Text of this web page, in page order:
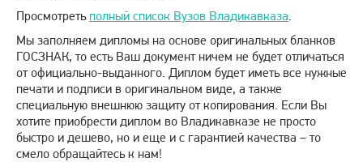
Просмотреть полный список Вузов Владикавказа
Мы заполняем дипломы на основе оригинальных бланков
ГОСЗНАК, то есть Ваш документ ничем не будет отличаться
от официально-выданного. Диплом будет иметь все нужные
печати и подписи в оригинальном виде, а также
специальную внешнюю защиту от копирования. Если Вы
хотите приобрести диплом во Владикавказе не просто
быстро и дешево, но и еще и с гарантией качества – то
смело обращайтесь к нам!